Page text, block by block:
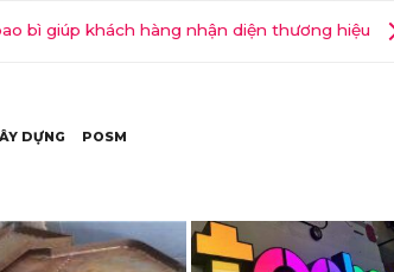
bì giúp khách hàng nhận diện thương hiệu
DỰNG POSM